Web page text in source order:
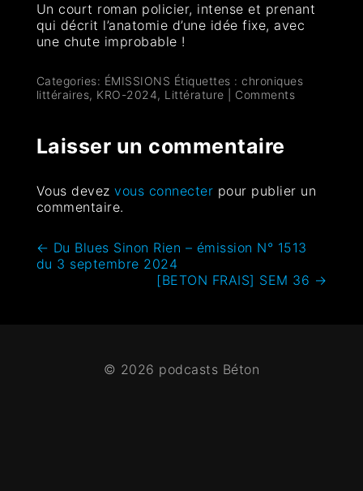
Un court roman policier, intense et prenant
qui décrit l’anatomie d’une idée fixe, avec
une chute improbable !
Categories: ÉMISSIONS Étiquettes :chroniques
littéraires, KRO-2024, Littérature Comments
Laisser un commentaire
Vous devezvous connecter pour publier un
commentaire.
← Du Blues Sinon Rien – émission N° 1513
du 3 septembre 2024
[BETON FRAIS] SEM 36 →
© 2026 podcasts Béton